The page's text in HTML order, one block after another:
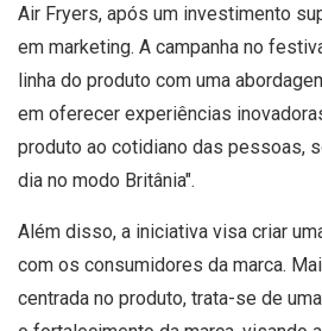
Air Fryers, após um investimento
em marketing. A campanha no
linha do produto com uma
em oferecer experiências
produto ao cotidiano das pessoas,
dia no modo Britânia".
Além disso, a iniciativa visa criar
com os consumidores da marca.
centrada no produto, trata-se de